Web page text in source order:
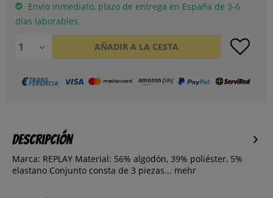
Envío inmediato, plazo de entrega en España de 3-6
días laborables
AÑADIR A LA CESTA
Descripción
Marca: REPLAY Material: 56% algodón, 39% poliéster, 5%
elastano Conjunto consta de 3 piezas... mehr